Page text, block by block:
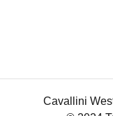
Cavallini